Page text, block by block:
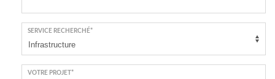
SERVICE RECHERCHÉ*
VOTRE PROJET*